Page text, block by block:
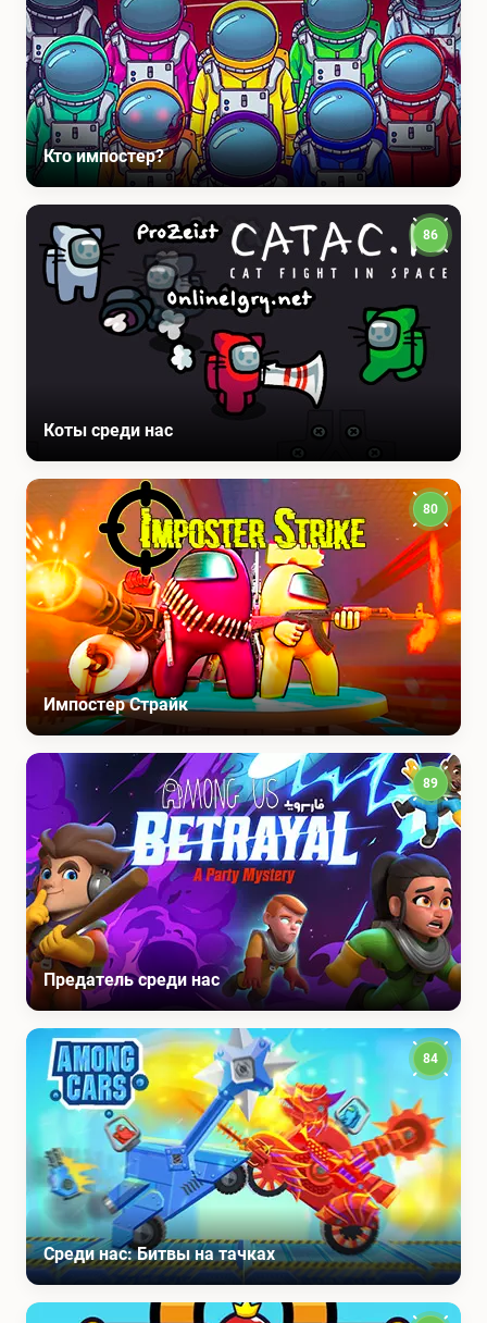
Кто импостер?
Коты среди нас
86
Импостер Страйк
80
Предатель среди нас
89
Среди нас: Битвы на тачках
84